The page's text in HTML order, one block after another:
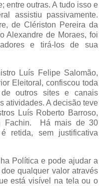
entre outras. A tudo isso e
assistiu passivamente.
de Clériston Pereira da
Alexandre de Moraes, foi
e tirá-los de sua
Luís Felipe Salomão,
Eleitoral, confiscou toda
outros sites e canais
atividades. A decisão teve
Luís Roberto Barroso,
Fachin. Há mais de 30
retida, sem justificativa
Política e pode ajudar a
qualquer valor através
está visível na tela ou o